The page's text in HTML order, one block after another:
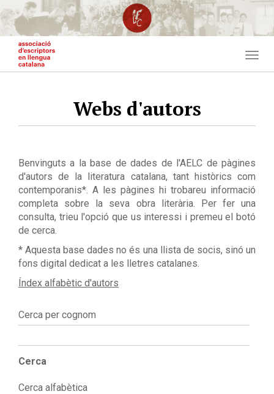
Vés
al
contingut
Webs d'autors
Benvinguts a la base de dades de l'AELC de pàgines
d'autors de la literatura catalana, tant històrics com
contemporanis*. A les pàgines hi trobareu informació
completa sobre la seva obra literària. Per fer una
consulta, trieu l'opció que us interessi i premeu el botó
de cerca.
* Aquesta base dades no és una llista de socis, sinó un
fons digital dedicat a les lletres catalanes.
Índex alfabètic d'autors
Cerca per cognom
Cerca
Cerca alfabètica